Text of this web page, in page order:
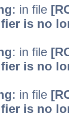
: in file
is no
: in file
is no
: in file
is no